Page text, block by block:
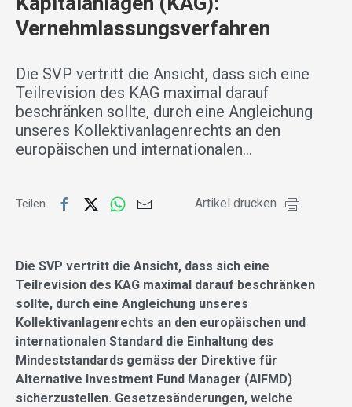
Vernehmlassungsverfahren
Die SVP vertritt die Ansicht, dass sich eine
Teilrevision des KAG maximal darauf
beschränken sollte, durch eine Angleichung
unseres Kollektivanlagenrechts an den
europäischen und internationalen…
Teilen Artikel drucken
Die SVP vertritt die Ansicht, dass sich eine
Teilrevision des KAG maximal darauf beschränken
sollte, durch eine Angleichung unseres
Kollektivanlagenrechts an den europäischen und
internationalen Standard die Einhaltung des
Mindeststandards gemäss der Direktive für
Alternative Investment Fund Manager (AIFMD)
sicherzustellen. Gesetzesänderungen, welche